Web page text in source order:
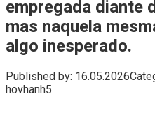
empregada diante
mas naquela
algo inesperado.
Published by: 16.05.2026
hovhanh5